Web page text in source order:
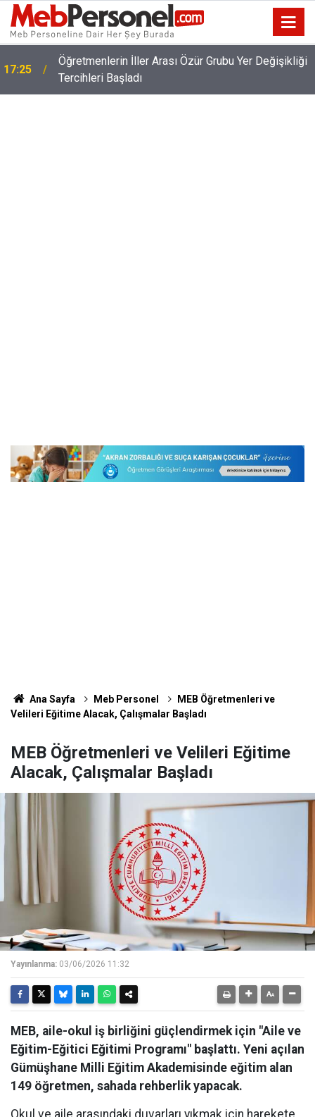
Öğretmenlerin İller Arası Özür Grubu Yer Değişikliği
Tercihleri Başladı
17:02
Kayıt Parası İsteyen Okul Müdürlerini Şikayet Etme
Adımları
Ana Sayfa Meb Personel
MEB Öğretmenleri ve
Velileri Eğitime Alacak, Çalışmalar Başladı
MEB Öğretmenleri ve Velileri Eğitime
Alacak, Çalışmalar Başladı
Yayınlanma: 03/06/2026 11:32
MEB, aile-okul iş birliğini güçlendirmek için "Aile ve
Eğitim-Eğitici Eğitimi Programı" başlattı. Yeni açılan
Gümüşhane Milli Eğitim Akademisinde eğitim alan
149 öğretmen, sahada rehberlik yapacak.
Okul ve aile arasındaki duvarları yıkmak için harekete